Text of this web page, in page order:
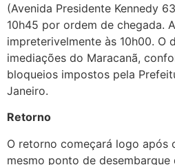
(Avenida Presidente Kennedy
10h45 por ordem de chegada.
impreterivelmente às 10h00. O
imediações do Maracanã,
bloqueios impostos pela
Janeiro.
Retorno
O retorno começará logo após
mesmo ponto de desembarque